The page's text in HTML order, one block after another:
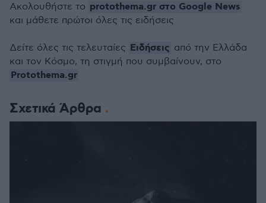
Σχετικά Άρθρα
Ακολουθήστε το protothema.gr στο Google News
και μάθετε πρώτοι όλες τις ειδήσεις
Δείτε όλες τις τελευταίες Ειδήσεις από την Ελλάδα
και τον Κόσμο, τη στιγμή που συμβαίνουν, στο
Protothema.gr